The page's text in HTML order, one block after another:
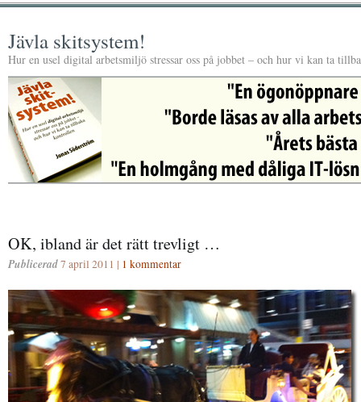
Jävla skitsystem!
Hur en usel digital arbetsmiljö stressar oss på jobbet – och hur vi kan ta
OK, ibland är det rätt trevligt …
Publicerad7 april 2011 | 1 kommentar